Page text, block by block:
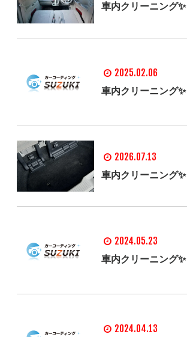
車内クリーニング✨
2025.02.06
車内クリーニング✨
2026.07.13
車内クリーニング✨
2024.05.23
車内クリーニング✨
2024.04.13